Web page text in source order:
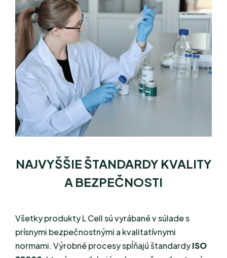
NAJVYŠŠIE ŠTANDARDY KVALITY
A BEZPEČNOSTI
Všetky produkty L Cell sú vyrábané v súlade s
prísnymi bezpečnostnými a kvalitatívnymi
normami. Výrobné procesy spĺňajú štandardyISO